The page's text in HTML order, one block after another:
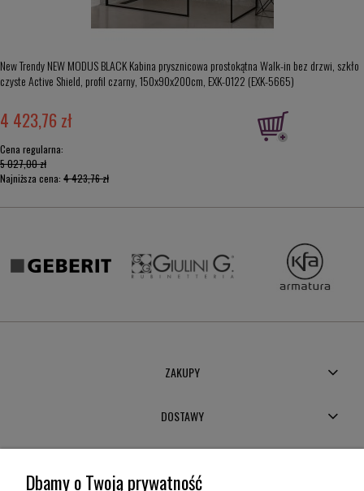
New Trendy NEW MODUS BLACK Kabina prysznicowa prostokątna Walk-in bez drzwi, szkło
czyste Active Shield, profil czarny, 150x90x200cm, EXK-0122 (EXK-5665)
4 423,76 zł
Cena regularna:
5 027,00 zł
Najniższa cena: 4 423,76 zł
ZAKUPY
DOSTAWY
Dbamy o Twoją prywatność